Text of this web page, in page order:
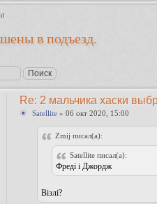
в подъезд.
Re: 2 мальчика хаски
Satellite» 06 окт 2020, 15:00
Zmij писал(а):
Satellite писал(а):
Фреді і Джордж
Візлі?